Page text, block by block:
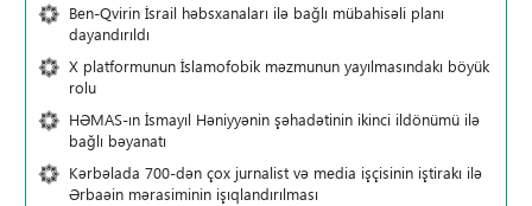
Ben-Qvirin İsrail həbsxanaları ilə bağlı mübahisəli planı
dayandırıldı
X platformunun İslamofobik məzmunun yayılmasındakı böyük
rolu
HƏMAS-ın İsmayıl Həniyyənin şəhadətinin ikinci ildönümü ilə
bağlı bəyanatı
Kərbəlada 700-dən çox jurnalist və media işçisinin iştirakı ilə
Ərbaəin mərasiminin işıqlandırılması